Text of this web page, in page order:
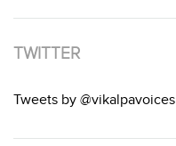
TWITTER
Tweets by @vikalpavoices